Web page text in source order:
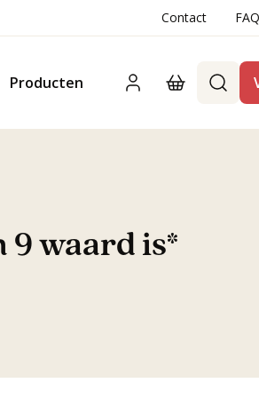
Contact FAQ
Producten
9 waard is*